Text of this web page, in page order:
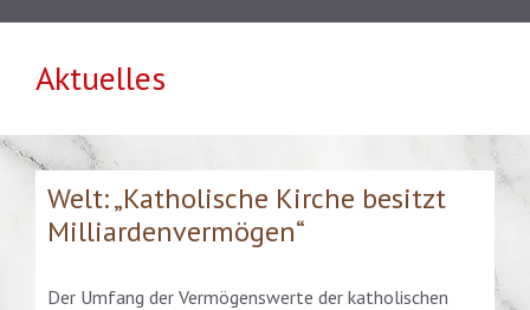
Aktuelles
Welt: „Katholische Kirche besitzt
Milliardenvermögen“
Der Umfang der Vermögenswerte der katholischen